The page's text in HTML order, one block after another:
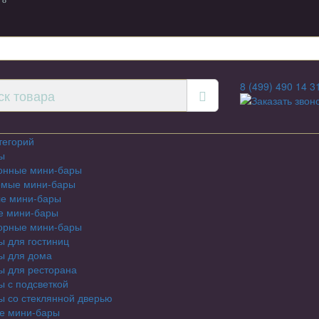
8 (499) 490 14 31
Заказать
мини-бары
мини-бары
мини-бары
мини-бары
мини-бары
для гостиниц
для дома
для ресторана
подсветкой
со стеклянной дверью
мини-бары